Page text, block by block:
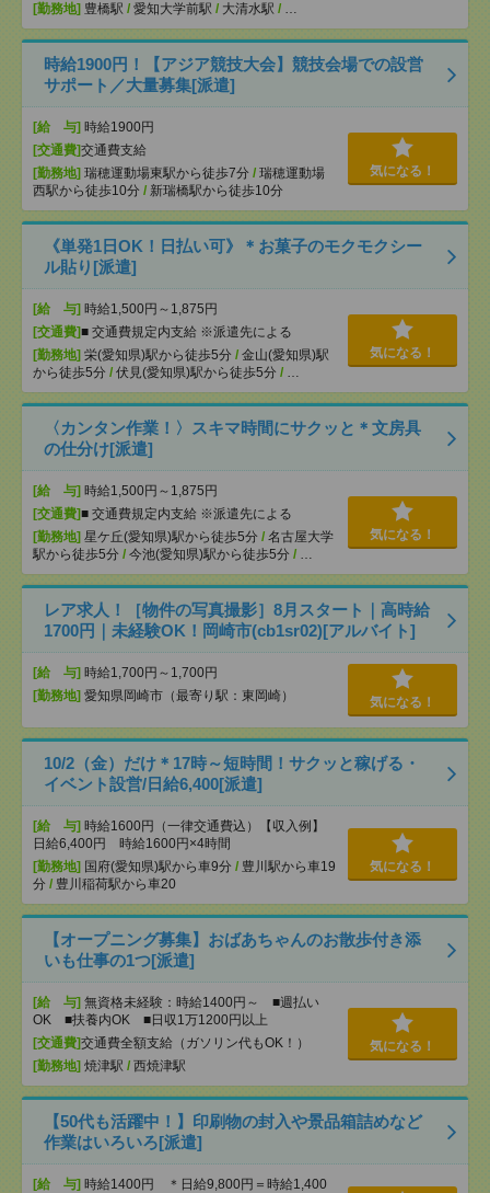
[勤務地] 豊橋駅 / 愛知大学前駅 / 大清水駅 / …
時給1900円！【アジア競技大会】競技会場での設営
サポート／大量募集[派遣]
[給 与] 時給1900円
[交通費]交通費支給
[勤務地] 瑞穂運動場東駅から徒歩7分 / 瑞穂運動場
西駅から徒歩10分 / 新瑞橋駅から徒歩10分
気になる！
《単発1日OK！日払い可》＊お菓子のモクモクシー
ル貼り[派遣]
[給 与] 時給1,500円～1,875円
[交通費]■ 交通費規定内支給 ※派遣先による
[勤務地] 栄(愛知県)駅から徒歩5分 / 金山(愛知県)駅
から徒歩5分 / 伏見(愛知県)駅から徒歩5分 / …
気になる！
〈カンタン作業！〉スキマ時間にサクッと＊文房具
の仕分け[派遣]
[給 与] 時給1,500円～1,875円
[交通費]■ 交通費規定内支給 ※派遣先による
[勤務地] 星ケ丘(愛知県)駅から徒歩5分 / 名古屋大学
駅から徒歩5分 / 今池(愛知県)駅から徒歩5分 / …
気になる！
レア求人！［物件の写真撮影］8月スタート｜高時給
1700円｜未経験OK！岡崎市(cb1sr02)[アルバイト]
[給 与] 時給1,700円～1,700円
[勤務地] 愛知県岡崎市（最寄り駅：東岡崎） 気になる！
10/2（金）だけ＊17時～短時間！サクッと稼げる・
イベント設営/日給6,400[派遣]
[給 与] 時給1600円（一律交通費込）【収入例】
日給6,400円 時給1600円×4時間
[勤務地] 国府(愛知県)駅から車9分 / 豊川駅から車19
分 / 豊川稲荷駅から車20
気になる！
【オープニング募集】おばあちゃんのお散歩付き添
いも仕事の1つ[派遣]
[給 与] 無資格未経験：時給1400円～ ■週払い
OK ■扶養内OK ■日収1万1200円以上
[交通費]交通費全額支給（ガソリン代もOK！）
[勤務地] 焼津駅 / 西焼津駅
気になる！
【50代も活躍中！】印刷物の封入や景品箱詰めなど
作業はいろいろ[派遣]
[給 与] 時給1400円 ＊日給9,800円＝時給1,400